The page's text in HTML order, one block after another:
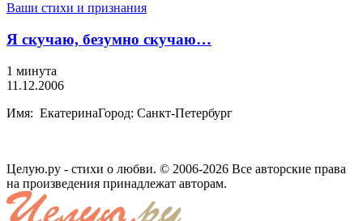
Ваши стихи и признания
Я скучаю, безумно скучаю…
1 минута
11.12.2006
Имя: ЕкатеринаГород: Санкт-Петербург
Целую.ру - стихи о любви. © 2006-2026 Все авторские права
на произведения принадлежат авторам.